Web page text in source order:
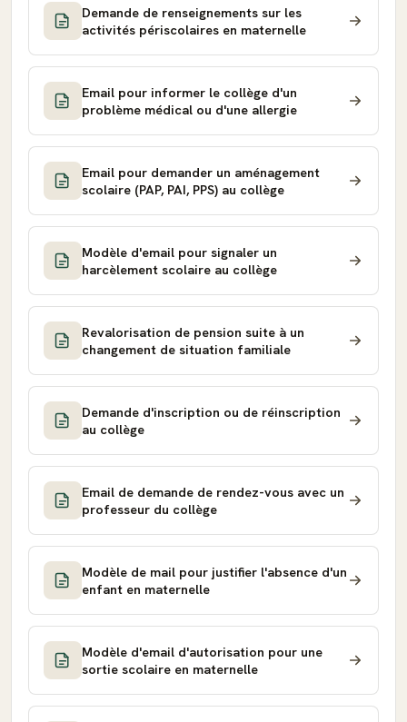
Demande de renseignements sur les
activités périscolaires en maternelle
Email pour informer le collège d'un
problème médical ou d'une allergie
Email pour demander un aménagement
scolaire (PAP, PAI, PPS) au collège
Modèle d'email pour signaler un
harcèlement scolaire au collège
Revalorisation de pension suite à un
changement de situation familiale
Demande d'inscription ou de réinscription
au collège
Email de demande de rendez-vous avec un
professeur du collège
Modèle de mail pour justifier l'absence d'un
enfant en maternelle
Modèle d'email d'autorisation pour une
sortie scolaire en maternelle